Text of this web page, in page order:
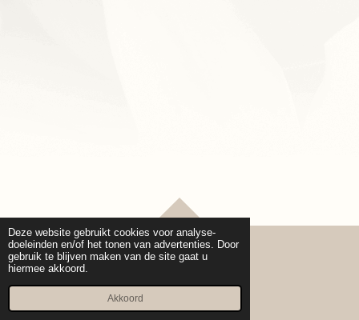
Deze website gebruikt cookies voor analyse-
doeleinden en/of het tonen van advertenties. Door
gebruik te blijven maken van de site gaat u
hiermee akkoord.
Akkoord
© 2020 - 2026 Cure pro Beauty